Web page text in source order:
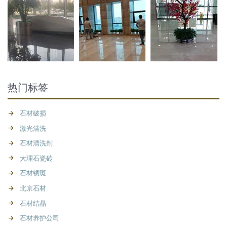
热门标签
石材破损
激光清洗
石材清洗剂
大理石瓷砖
石材锈斑
北京石材
石材结晶
石材养护公司